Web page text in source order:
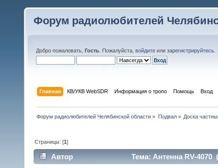
Форум радиолюбителей
Добро пожаловать, Гость . Пожалуйста, войдите или зарегистрируйтесь
Главная КВ/УКВ WebSDR Информация о тропо Помощь Вход
Форум радиолюбителей Челябинской области » Подвал» Доска
Страницы: [1]
Автор Тема: Антенна RV-4070